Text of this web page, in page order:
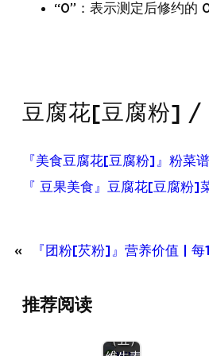
“0”：表示测定后修约的
豆腐花[豆腐粉] /
『美食豆腐花[豆腐粉]』粉菜谱
『 豆果美食』豆腐花[豆腐粉]
« 『团粉[芡粉]』营养价值 |
推荐阅读
（五）：